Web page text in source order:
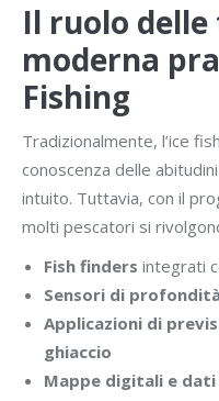
Il ruolo
moderna
Fishing
Tradizionalmente, l’ice
conoscenza delle
intuito. Tuttavia, con il
molti pescatori si
Fish finders integrati
Sensori di
Applicazioni di
ghiaccio
Mappe digitali e